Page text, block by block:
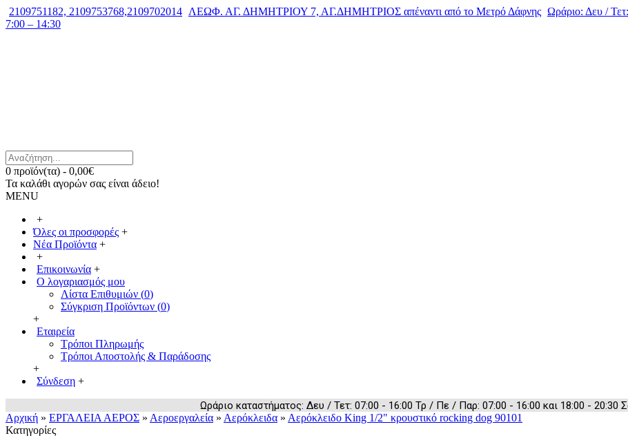
2109751182, 2109753768,2109702014 ΛΕΩΦ. ΑΓ. ΔΗΜΗΤΡΙΟΥ 7, ΑΓ.ΔΗΜΗΤΡΙΟΣ απέναντι από το Μετρό Δάφνης Ωράριο: Δευ /
7:00 – 14:30
0 προϊόν(τα) - 0,00€
Τα καλάθι αγορών σας είναι άδειο!
MENU
+
Όλες οι προσφορές +
Νέα Προϊόντα +
+
Επικοινωνία +
Ο λογαριασμός μου
Λίστα Επιθυμιών (0)
Σύγκριση Προϊόντων (0)
+
Εταιρεία
Τρόποι Πληρωμής
Τρόποι Αποστολής & Παράδοσης
+
Σύνδεση +
Ωράριο καταστήματος: Δευ / Τετ: 07:00 - 16:00 Τρ / Πε / Παρ: 07:00 - 16:00 και 18:00 - 20:30
Αρχική » ΕΡΓΑΛΕΙΑ ΑΕΡΟΣ » Αεροεργαλεία » Αερόκλειδα » Αερόκλειδο King 1/2" κρουστικό rocking dog 90101
Κατηγορίες